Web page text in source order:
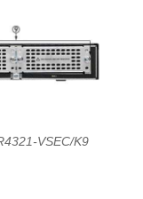
VSEC/K9